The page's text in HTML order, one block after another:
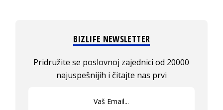
BIZLIFE NEWSLETTER
Pridružite se poslovnoj zajednici od 20000
najuspešnijih i čitajte nas prvi